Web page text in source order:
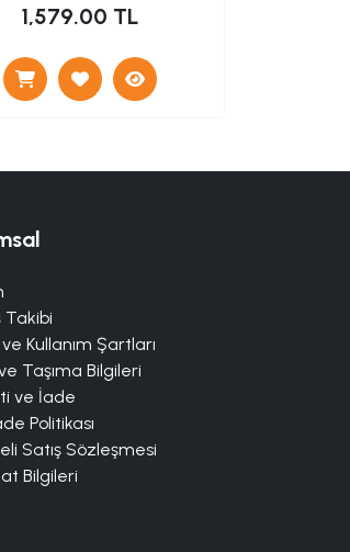
1,579.00 TL
Takibi
Kullanım Şartları
Taşıma Bilgileri
ve İade
Politikası
Satış Sözleşmesi
Bilgileri